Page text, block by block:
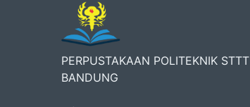
PERPUSTAKAAN POLITEKNIK STTT
BANDUNG